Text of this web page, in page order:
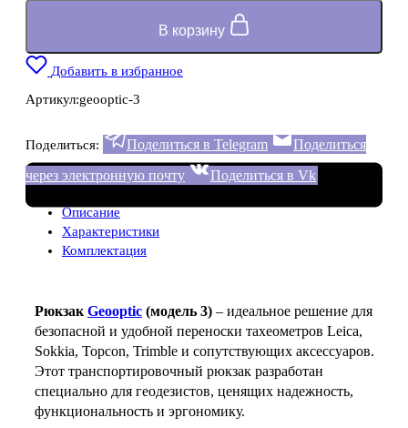
В корзину
Добавить в избранное
Артикул:geooptic-3
Поделиться: Поделиться в Telegram
Поделиться
через электронную почту
Поделиться в Vk
Описание
Характеристики
Комплектация
Рюкзак Geooptic (модель 3) – идеальное решение для
безопасной и удобной переноски тахеометров Leica,
Sokkia, Topcon, Trimble и сопутствующих аксессуаров.
Этот транспортировочный рюкзак разработан
специально для геодезистов, ценящих надежность,
функциональность и эргономику.